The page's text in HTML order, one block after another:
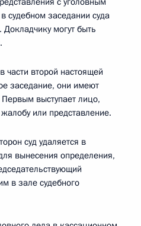
судебном заседании суда
могут быть
части второй настоящей
заседание, они имеют
Первым выступает лицо,
или представление.
суд удаляется в
вынесения определения,
в зале судебного